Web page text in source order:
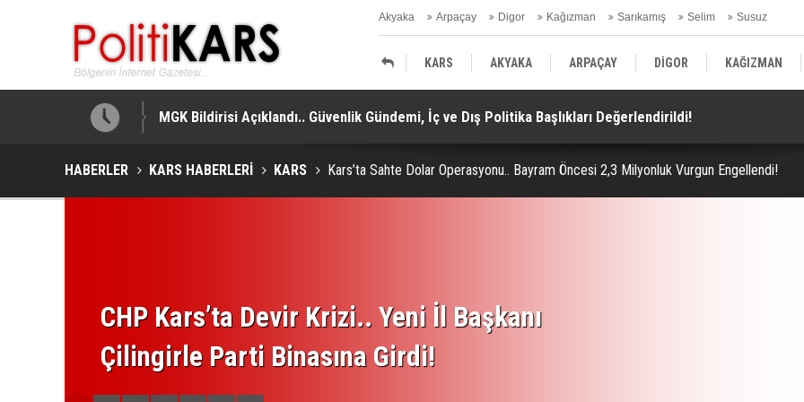
Akyaka Arpaçay Digor Kağızman Sarıkamış Selim Susuz
Kars Gündem
KARS AKYAKA ARPAÇAY DİGOR KAĞIZMAN
SELİM SUSUZ KARS GÜNDEM
MGK Bildirisi Açıklandı.. Güvenlik Gündemi, İç ve Dış Politika Başlıkları Değerlendirildi!
HABERLER KARS HABERLERİ KARS Kars’ta Sahte Dolar Operasyonu.. Bayram Öncesi 2,3 Milyonluk Vurgun Engellendi!
CHP Kars’ta Devir Krizi.. Yeni İl Başkanı
Çilingirle Parti Binasına Girdi!